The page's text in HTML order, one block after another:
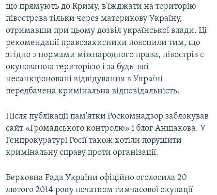
що прямують до Криму, в'їжджати на територію
півострова тільки через материкову Україну,
отримавши при цьому дозвіл української влади. Ці
рекомендації правозахисники пояснили тим, що
згідно з нормами міжнародного права, півострів є
окупованою територією і за будь-які
несанкціоновані відвідування в Україні
передбачена кримінальна відповідальність.
Після публікації пам'ятки Роскомнадзор заблокував
сайт «Громадського контролю» і блог Аншакова. У
Генпрокуратурі Росії також хотіли порушити
кримінальну справу проти організації.
Верховна Рада України офіційно оголосила 20
лютого 2014 року початком тимчасової окупації